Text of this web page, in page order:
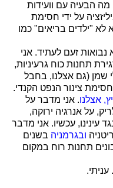
הבעיה עם וועידות
על ידי חסימת
לא "ילדים בריאים" כמו
זעם לעתיד. אני
תחנות כוח גרעיניות,
שמן (גם אצלנו, בחבל
צינור הנפט הקנדי.
אצלנו. אני מדבר על
על אנרגיה ירוקה,
עינינו, עכשיו. אני מדבר
ובגרמניה בשנים
תחנות רוח במקום